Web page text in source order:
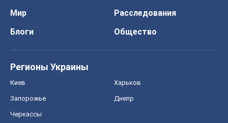
Мир
Расследования
Блоги
Общество
Регионы Украины
Киев Харьков
Запорожье Днепр
Черкассы